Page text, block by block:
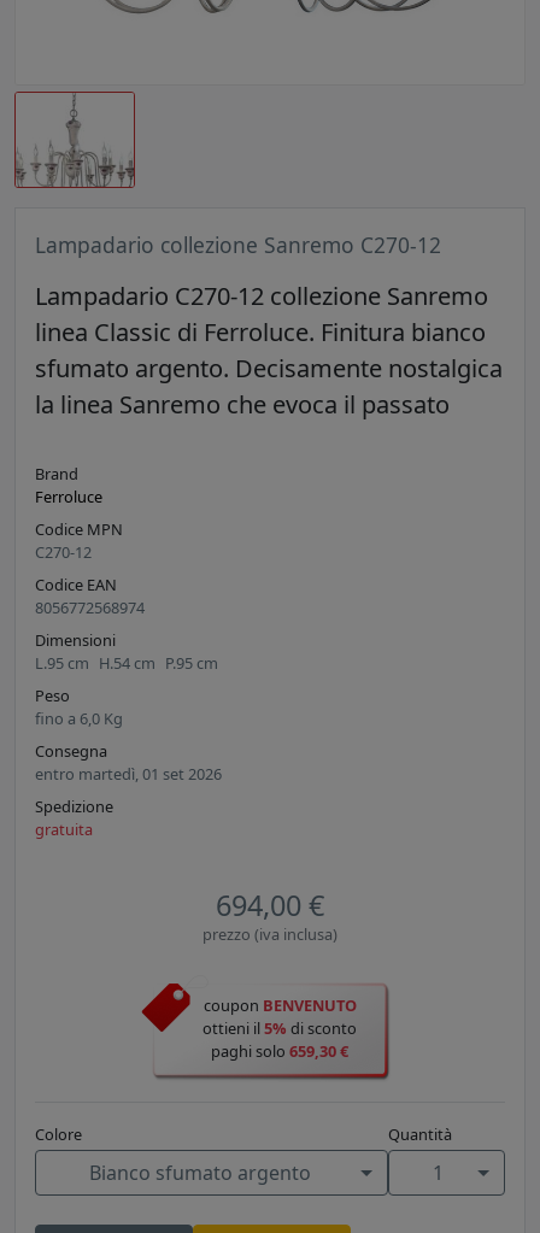
Lampadario collezione Sanremo C270-12
Lampadario C270-12 collezione Sanremo
linea Classic di Ferroluce. Finitura bianco
sfumato argento. Decisamente nostalgica
la linea Sanremo che evoca il passato
Brand
Ferroluce
Codice MPN
C270-12
Codice EAN
8056772568974
Dimensioni
L.95 cm H.54 cm P.95 cm
Peso
fino a 6,0 Kg
Consegna
entro martedì, 01 set 2026
Spedizione
gratuita
694,00 €
prezzo (iva inclusa)
coupon BENVENUTO
ottieni il5% di sconto
paghi solo 659,30 €
Colore
Bianco sfumato argento
Quantità
1